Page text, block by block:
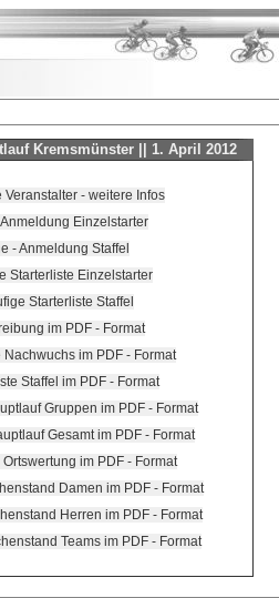
Kremsmünster || 1. April 2012
Veranstalter - weitere Infos
Einzelstarter
- Anmeldung Staffel
Starterliste Einzelstarter
Starterliste Staffel
im PDF - Format
Nachwuchs im PDF - Format
Staffel im PDF - Format
Gruppen im PDF - Format
Gesamt im PDF - Format
im PDF - Format
Damen im PDF - Format
Herren im PDF - Format
Teams im PDF - Format